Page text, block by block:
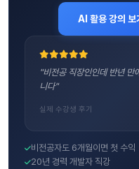
AI 활용 강의 보
"비전공 직장인인데 반년 만
니다"
실제 수강생 후기
비전공자도 6개월이면 첫 수익
20년 경력 개발자 직강